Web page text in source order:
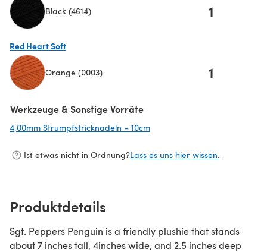
Black (4614) 1
Red Heart Soft
Orange (0003) 1
Werkzeuge & Sonstige Vorräte
4,00mm Strumpfstricknadeln – 10cm
Ist etwas nicht in Ordnung?Lass es uns hier wissen.
Produktdetails
Sgt. Peppers Penguin is a friendly plushie that stands
about 7 inches tall, 4inches wide, and 2.5 inches deep